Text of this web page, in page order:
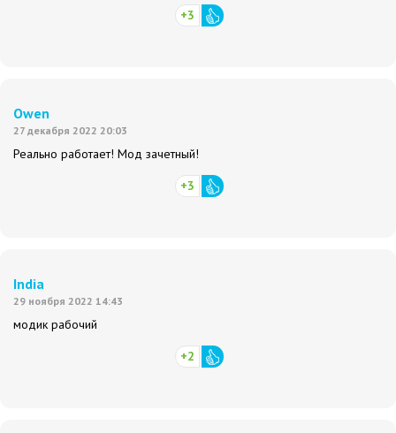
+3
Owen
27 декабря 2022 20:03
Реально работает! Мод зачетный!
+3
India
29 ноября 2022 14:43
модик рабочий
+2